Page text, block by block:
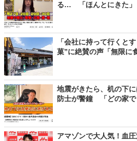
る… 「ほんとにきた」
「会社に持って行くと
菓”に絶賛の声「無限に
地震がきたら、机の下
防士が警鐘 「どの家で
アマゾンで大人気！血